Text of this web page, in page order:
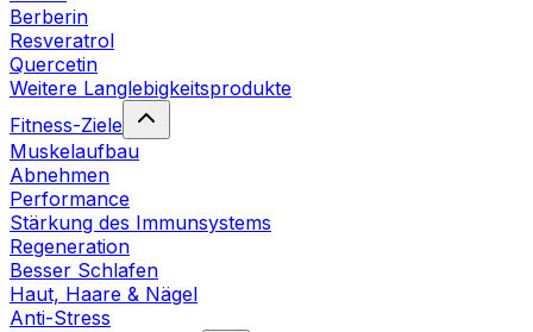
Berberin
Resveratrol
Quercetin
Weitere Langlebigkeitsprodukte
Fitness-Ziele
Muskelaufbau
Abnehmen
Performance
Stärkung des Immunsystems
Regeneration
Besser Schlafen
Haut, Haare & Nägel
Anti-Stress